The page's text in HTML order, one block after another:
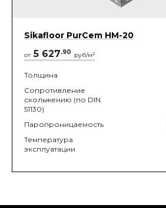
Sikafloor PurCem HМ-20
от 5 627.90 руб/м2
Толщина
Сопротивление
скольжению (по DIN
51130)
Паропроницаемость
Температура
эксплуатации